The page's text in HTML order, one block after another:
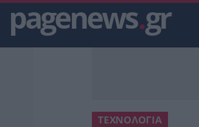
pagenews.gr
ΤΕΧΝΟΛΟΓΙΑ